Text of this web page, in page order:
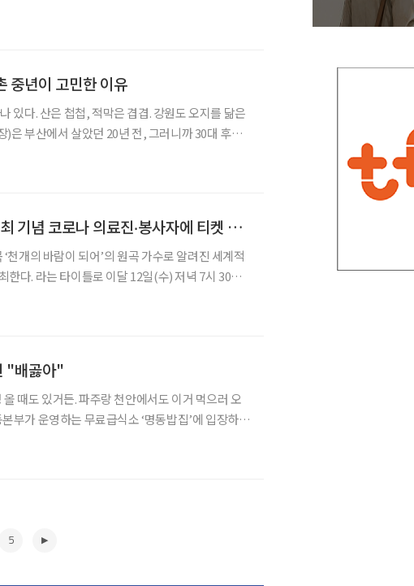
중년이 고민한 이유
있다. 산은 첩첩, 적막은 겹겹. 강원도 오지를 닮은
은 부산에서 살았던 20년 전, 그러니까 30대 후반
임형주, ‘Lost In Memory’ 개최 기념 코로나 의료진‧봉사자에 티켓 기부
천개의 바람이 되어’의 원곡 가수로 알려진 세계적
한다. 라는 타이틀로 이달 12일(수) 저녁 7시 30분
"배곯아"
때도 있거든. 파주랑 천안에서도 이거 먹으러 오
5